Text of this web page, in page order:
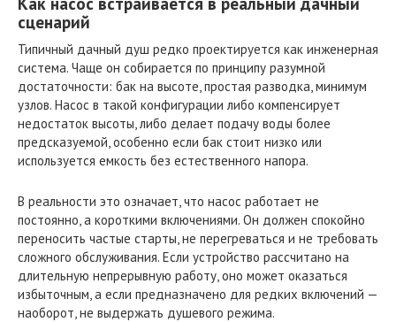
сценарий
Типичный дачный душ редко проектируется как инженерная
система. Чаще он собирается по принципу разумной
достаточности: бак на высоте, простая разводка, минимум
узлов. Насос в такой конфигурации либо компенсирует
недостаток высоты, либо делает подачу воды более
предсказуемой, особенно если бак стоит низко или
используется емкость без естественного напора.
В реальности это означает, что насос работает не
постоянно, а короткими включениями. Он должен спокойно
переносить частые старты, не перегреваться и не требовать
сложного обслуживания. Если устройство рассчитано на
длительную непрерывную работу, оно может оказаться
избыточным, а если предназначено для редких включений —
наоборот, не выдержать душевого режима.